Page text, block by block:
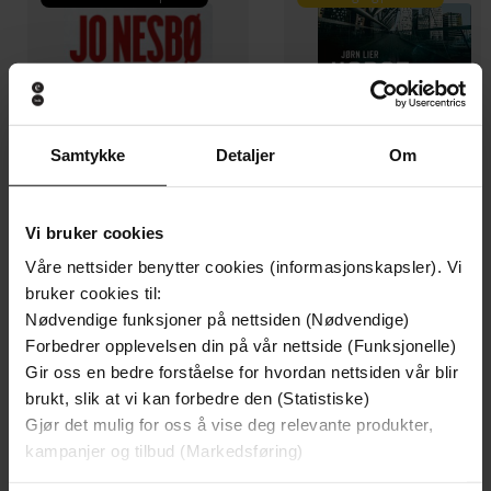
Samtykke Detaljer Om
Vi bruker cookies
Våre nettsider benytter cookies (informasjonskapsler). Vi
bruker cookies til:
Nødvendige funksjoner på nettsiden (Nødvendige)
Forbedrer opplevelsen din på vår nettside (Funksjonelle)
Gir oss en bedre forståelse for hvordan nettsiden vår blir
brukt, slik at vi kan forbedre den (Statistiske)
Gjør det mulig for oss å vise deg relevante produkter,
kampanjer og tilbud (Markedsføring)
199,-
Minnesota
Jo Nesbø
EBOK
Utskudd
Jørn Lier Horst
EBOK